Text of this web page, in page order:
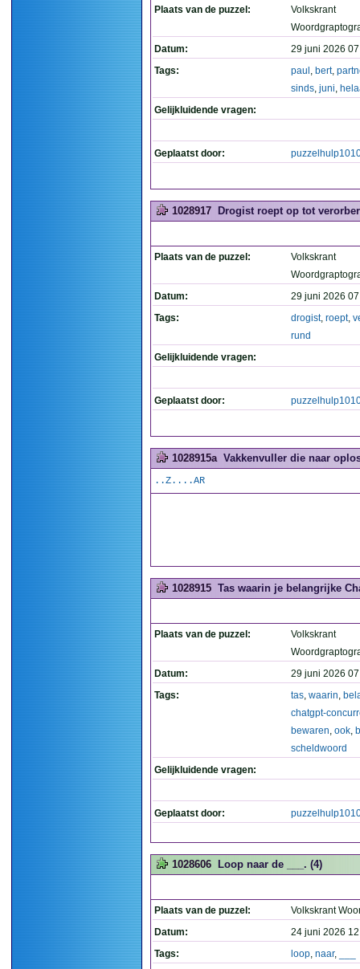
Plaats van de puzzel:
Volkskrant
Datum:
29 juni 2026
Tags:
paul , bert,
sinds, juni,
Gelijkluidende vragen:
Geplaatst door:
1028917 Drogist roept op tot
Plaats van de puzzel:
Volkskrant
Datum:
29 juni 2026
Tags:
drogist, roept,
rund
Gelijkluidende vragen:
Geplaatst door:
1028915a Vakkenvuller die naar
..Z....AR
1028915 Tas waarin je belangrijke
Plaats van de puzzel:
Volkskrant
Datum:
29 juni 2026
Tags:
tas, waarin,
chatgpt-
bewaren, ook,
scheldwoord
Gelijkluidende vragen:
Geplaatst door:
1028606 Loop naar de ___. (4)
Plaats van de puzzel:
Volkskrant
Datum:
24 juni 2026
Tags:
loop, naar,